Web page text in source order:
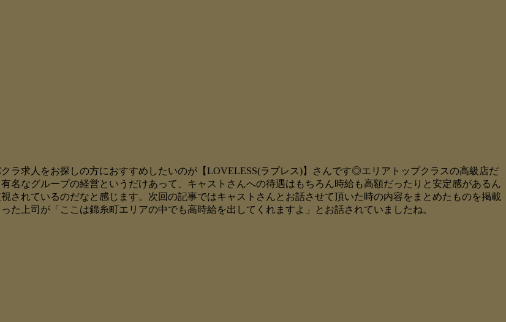
ラ求人をお探しの方におすすめしたいのが【LOVELESS(ラブレス)】さんです◎エリアトップクラスの高級店だ
名なグループの経営というだけあって、キャストさんへの待遇はもちろん時給も高額だったりと安定感があるん
されているのだなと感じます。次回の記事ではキャストさんとお話させて頂いた時の内容をまとめたものを掲載
上司が「ここは錦糸町エリアの中でも高時給を出してくれますよ」とお話されていましたね。